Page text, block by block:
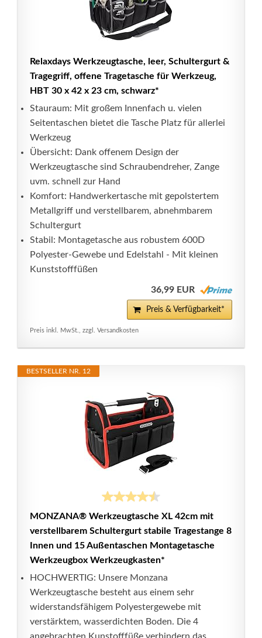
Relaxdays Werkzeugtasche, leer, Schultergurt &
Tragegriff, offene Tragetasche für Werkzeug,
HBT 30 x 42 x 23 cm, schwarz*
Stauraum: Mit großem Innenfach u. vielen
Seitentaschen bietet die Tasche Platz für allerlei
Werkzeug
Übersicht: Dank offenem Design der
Werkzeugtasche sind Schraubendreher, Zange
uvm. schnell zur Hand
Komfort: Handwerkertasche mit gepolstertem
Metallgriff und verstellbarem, abnehmbarem
Schultergurt
Stabil: Montagetasche aus robustem 600D
Polyester-Gewebe und Edelstahl - Mit kleinen
Kunststofffüßen
36,99 EUR
Preis & Verfügbarkeit*
Preis inkl. MwSt., zzgl. Versandkosten
BESTSELLER NR. 12
MONZANA® Werkzeugtasche XL 42cm mit
verstellbarem Schultergurt stabile Tragestange 8
Innen und 15 Außentaschen Montagetasche
Werkzeugbox Werkzeugkasten*
HOCHWERTIG: Unsere Monzana
Werkzeugtasche besteht aus einem sehr
widerstandsfähigem Polyestergewebe mit
verstärktem, wasserdichten Boden. Die 4